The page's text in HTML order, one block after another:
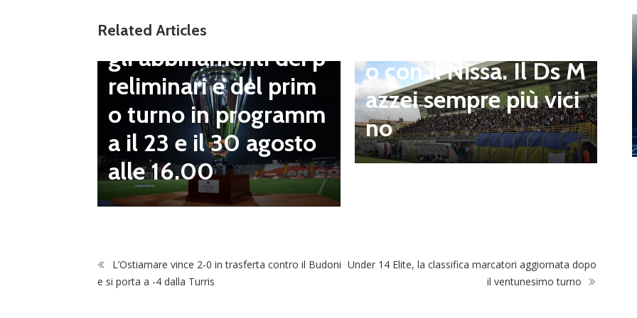
Related Articles
Coppa Italia Serie D,
gli abbinamenti dei p
reliminari e del prim
o turno in programm
a il 23 e il 30 agosto
alle 16.00
o con il Nissa. Il Ds M
azzei sempre più vici
no
L’Ostiamare vince 2-0 in trasferta contro il Budoni
e si porta a -4 dalla Turris
Under 14 Elite, la classifica marcatori aggiornata dopo
il ventunesimo turno